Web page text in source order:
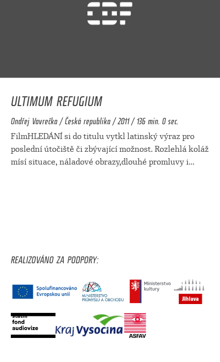
ULTIMUM REFUGIUM
Ondřej Vavrečka / Česká republika / 2011 / 136 min. 0 sec.
FilmHLEDÁNÍ si do titulu vytkl latinský výraz pro
poslední útočiště či zbývající možnost. Rozlehlá koláž
mísí situace, náladové obrazy,dlouhé promluvy i...
REALIZOVÁNO ZA PODPORY: